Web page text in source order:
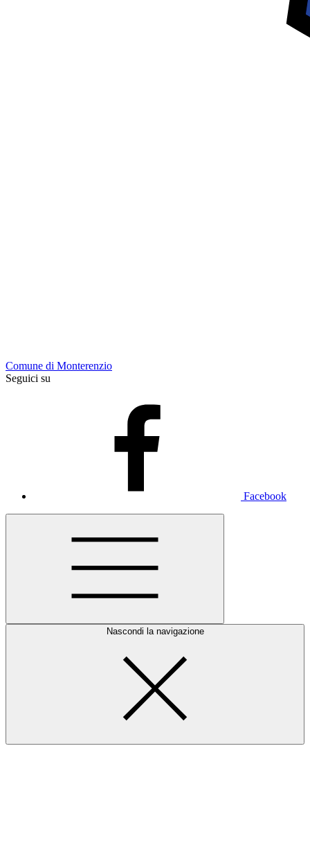
Comune di Monterenzio
Seguici su
Facebook
Nascondi la navigazione